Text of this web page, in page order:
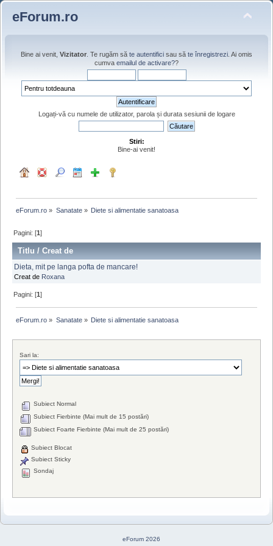
eForum.ro
Bine ai venit, Vizitator . Te rugăm să te autentifici sau să te înregistrezi . Ai omis
cumva emailul de activare??
Logați-vă cu numele de utilizator, parola și durata sesiunii de logare
Stiri:
Bine-ai venit!
eForum.ro » Sanatate» Diete si alimentatie sanatoasa
Pagini: [1]
Titlu /Creat de
Dieta, mit pe langa pofta de mancare!
Creat de Roxana
Pagini: [1]
eForum.ro » Sanatate» Diete si alimentatie sanatoasa
Sari la:
Subiect Normal
Subiect Fierbinte (Mai mult de 15 postări)
Subiect Foarte Fierbinte (Mai mult de 25 postări)
Subiect Blocat
Subiect Sticky
Sondaj
eForum 2026